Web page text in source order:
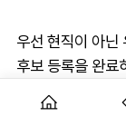
우선 현직이 아닌
후보 등록을 완료